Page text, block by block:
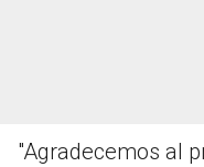
"Agradecemos al